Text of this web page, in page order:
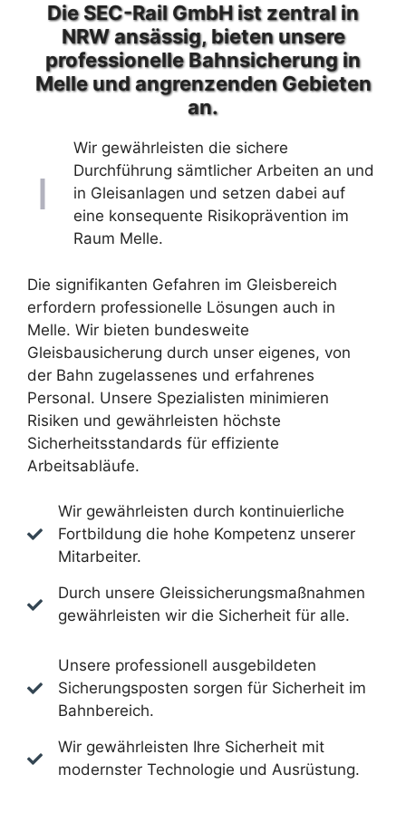
Die SEC-Rail GmbH ist zentral in
NRW ansässig, bieten unsere
professionelle Bahnsicherung in
Melle und angrenzenden Gebieten
an.
Wir gewährleisten die sichere
Durchführung sämtlicher Arbeiten an und
in Gleisanlagen und setzen dabei auf
eine konsequente Risikoprävention im
Raum Melle.
Die signifikanten Gefahren im Gleisbereich
erfordern professionelle Lösungen auch in
Melle. Wir bieten bundesweite
Gleisbausicherung durch unser eigenes, von
der Bahn zugelassenes und erfahrenes
Personal. Unsere Spezialisten minimieren
Risiken und gewährleisten höchste
Sicherheitsstandards für effiziente
Arbeitsabläufe.
Wir gewährleisten durch kontinuierliche
Fortbildung die hohe Kompetenz unserer
Mitarbeiter.
Durch unsere Gleissicherungsmaßnahmen
gewährleisten wir die Sicherheit für alle.
Unsere professionell ausgebildeten
Sicherungsposten sorgen für Sicherheit im
Bahnbereich.
Wir gewährleisten Ihre Sicherheit mit
modernster Technologie und Ausrüstung.